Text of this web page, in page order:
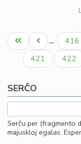
Pagination
Unua
paĝo
Antaŭa
paĝo
… Paĝo
416
Paĝo
421 Paĝo
422
SERĈO
Serĉu per (fragmento
majuskloj egalas.